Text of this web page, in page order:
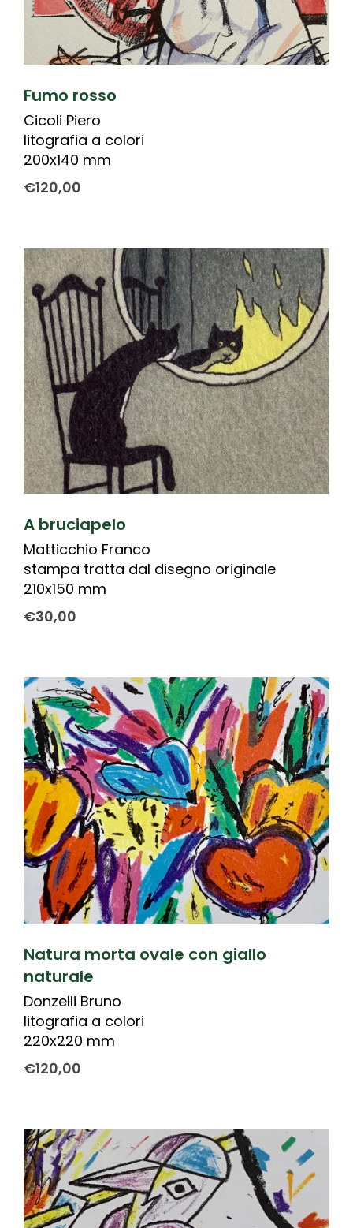
Fumo rosso
Cicoli Piero
litografia a colori
200x140 mm
€120,00
A bruciapelo
Matticchio Franco
stampa tratta dal disegno originale
210x150 mm
€30,00
Natura morta ovale con giallo
naturale
Donzelli Bruno
litografia a colori
220x220 mm
€120,00